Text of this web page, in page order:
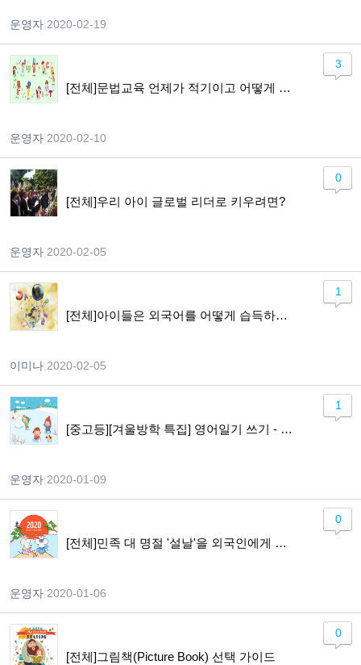
운영자 2020-02-19
[전체]문법교육 언제가 적기이고 어떻게 가르쳐야 하나요?
운영자 2020-02-10
3
[전체]우리 아이 글로벌 리더로 키우려면?
운영자 2020-02-05
0
[전체]아이들은 외국어를 어떻게 습득하게 되나요?
이미나 2020-02-05
1
[중고등][겨울방학 특집] 영어일기 쓰기 - Lets Keep a Diary in English
운영자 2020-01-09
1
[전체]민족 대 명절 '설날'을 외국인에게 소개하기!!
운영자 2020-01-06
0
[전체]그림책(Picture Book) 선택 가이드
0